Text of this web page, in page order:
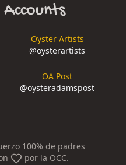
Oyster Artists
@oysterartists
OA Post
@oysteradamspost
100% de padres
por la OCC.